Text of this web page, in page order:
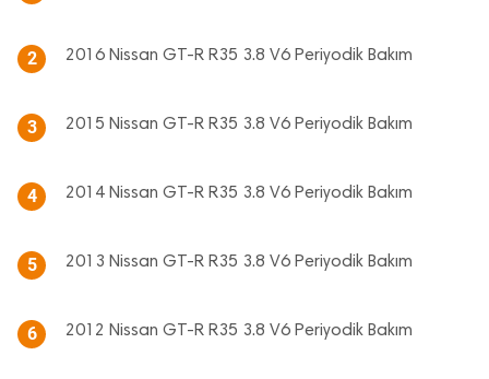
2 2016 Nissan GT-R R35 3.8 V6 Periyodik Bakım
3 2015 Nissan GT-R R35 3.8 V6 Periyodik Bakım
4 2014 Nissan GT-R R35 3.8 V6 Periyodik Bakım
5 2013 Nissan GT-R R35 3.8 V6 Periyodik Bakım
6 2012 Nissan GT-R R35 3.8 V6 Periyodik Bakım